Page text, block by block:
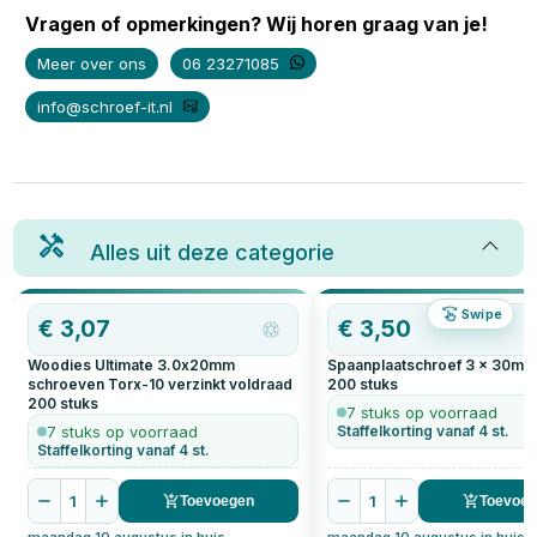
Vragen of opmerkingen? Wij horen graag van je!
Meer over ons 06 23271085
info@schroef-it.nl
Alles uit deze categorie
Swipe
€ 3,07
Woodies Ultimate 3.0x20mm
schroeven Torx-10 verzinkt voldraad
200 stuks
7 stuks op voorraad
Staffelkorting vanaf 4 st.
1 Toevoegen
€ 3,50
Spaanplaatschroef 3 x
200 stuks
7 stuks op voorraad
Staffelkorting vanaf 4 st.
1